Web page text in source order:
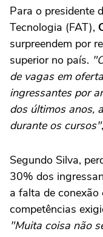
Para o presidente
Tecnologia (FAT),
surpreendem por
superior no país.
de vagas em
ingressantes por
dos últimos anos,
durante os cursos"
Segundo Silva,
30% dos
a falta de conexão
competências
"Muita coisa não